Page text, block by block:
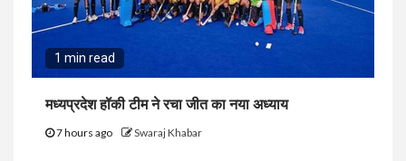
1 min read
मध्यप्रदेश हॉकी टीम ने रचा जीत का नया अध्याय
7 hours ago Swaraj Khabar